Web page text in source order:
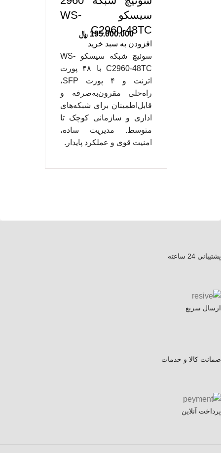
سیسکو WS-
C2960-48TC
195.000.000 ﷼
افزودن به سبد خرید
سوئیچ شبکه سیسکو WS-
C2960-48TC با ۴۸ پورت
اترنت و ۴ پورت SFP،
راه‌حلی مقرون‌به‌صرفه و
قابل‌اطمینان برای شبکه‌های
اداری و سازمانی کوچک تا
متوسط. مدیریت ساده،
امنیت قوی و عملکرد پایدار.
پشتیبانی 24 ساعته
ارسال سریع
ضمانت کالا و خدمات
پرداخت آنلاین